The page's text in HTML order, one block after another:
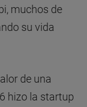
muchos de
su vida
de una
hizo la startup